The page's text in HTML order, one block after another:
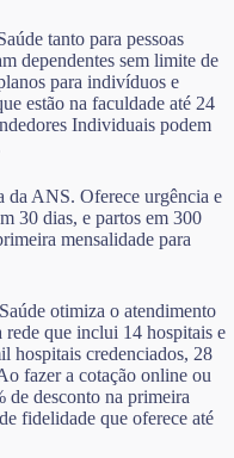
tanto para pessoas
dependentes sem limite de
para indivíduos e
estão na faculdade até 24
Individuais podem
da ANS. Oferece urgência e
30 dias, e partos em 300
mensalidade para
otimiza o atendimento
rede que inclui 14 hospitais e
hospitais credenciados, 28
fazer a cotação online ou
de desconto na primeira
fidelidade que oferece até